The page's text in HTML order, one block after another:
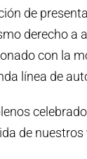
de
derecho a
con la
línea de
de nuestros